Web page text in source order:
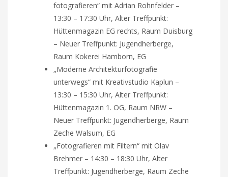
fotografieren“ mit Adrian Rohnfelder –
13:30 – 17:30 Uhr, Alter Treffpunkt:
Hüttenmagazin EG rechts, Raum Duisburg
– Neuer Treffpunkt: Jugendherberge,
Raum Kokerei Hamborn, EG
„Moderne Architekturfotografie
unterwegs“ mit Kreativstudio Kaplun –
13:30 – 15:30 Uhr, Alter Treffpunkt:
Hüttenmagazin 1. OG, Raum NRW –
Neuer Treffpunkt: Jugendherberge, Raum
Zeche Walsum, EG
„Fotografieren mit Filtern“ mit Olav
Brehmer – 14:30 – 18:30 Uhr, Alter
Treffpunkt: Jugendherberge, Raum Zeche